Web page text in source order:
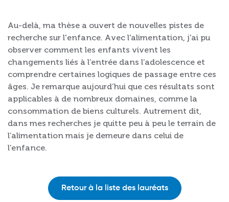
Au-delà, ma thèse a ouvert de nouvelles pistes de
recherche sur l'enfance. Avec l'alimentation, j'ai pu
observer comment les enfants vivent les
changements liés à l’entrée dans l’adolescence et
comprendre certaines logiques de passage entre ces
âges. Je remarque aujourd’hui que ces résultats sont
applicables à de nombreux domaines, comme la
consommation de biens culturels. Autrement dit,
dans mes recherches je quitte peu à peu le terrain de
l’alimentation mais je demeure dans celui de
l’enfance.
Retour à la liste des lauréats